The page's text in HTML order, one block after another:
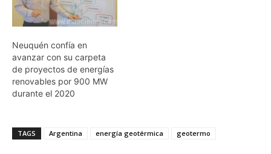
Neuquén confía en
avanzar con su carpeta
de proyectos de energías
renovables por 900 MW
durante el 2020
TAGS Argentina energía geotérmica geotermo